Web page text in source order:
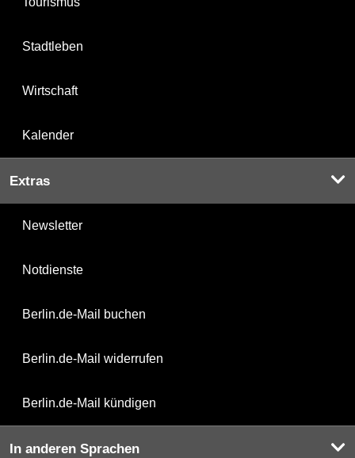
Stadtleben
Wirtschaft
Kalender
Extras
Newsletter
Notdienste
Berlin.de-Mail buchen
Berlin.de-Mail widerrufen
Berlin.de-Mail kündigen
In anderen Sprachen